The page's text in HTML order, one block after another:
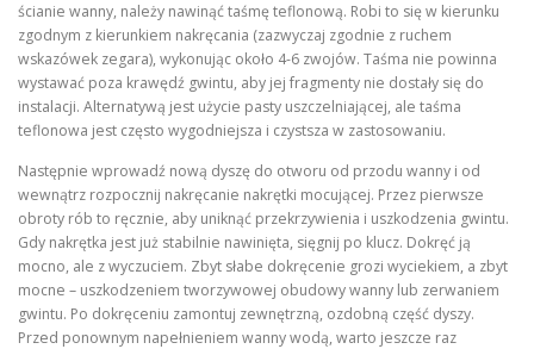
ścianie wanny, należy nawinąć taśmę teflonową. Robi to się w kierunku
zgodnym z kierunkiem nakręcania (zazwyczaj zgodnie z ruchem
wskazówek zegara), wykonując około 4-6 zwojów. Taśma nie powinna
wystawać poza krawędź gwintu, aby jej fragmenty nie dostały się do
instalacji. Alternatywą jest użycie pasty uszczelniającej, ale taśma
teflonowa jest często wygodniejsza i czystsza w zastosowaniu.
Następnie wprowadź nową dyszę do otworu od przodu wanny i od
wewnątrz rozpocznij nakręcanie nakrętki mocującej. Przez pierwsze
obroty rób to ręcznie, aby uniknąć przekrzywienia i uszkodzenia gwintu.
Gdy nakrętka jest już stabilnie nawinięta, sięgnij po klucz. Dokręć ją
mocno, ale z wyczuciem. Zbyt słabe dokręcenie grozi wyciekiem, a zbyt
mocne – uszkodzeniem tworzywowej obudowy wanny lub zerwaniem
gwintu. Po dokręceniu zamontuj zewnętrzną, ozdobną część dyszy.
Przed ponownym napełnieniem wanny wodą, warto jeszcze raz